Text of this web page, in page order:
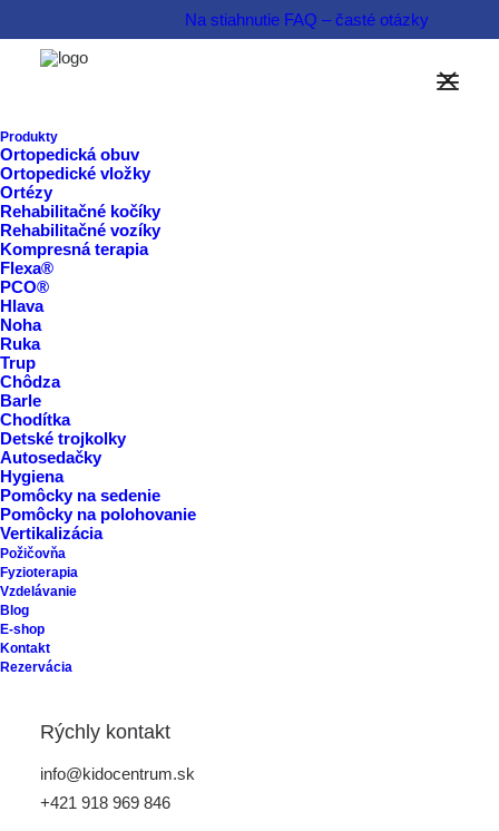
Na stiahnutie FAQ – časté otázky
Produkty
Ortopedická obuv
Ortopedické vložky
Ortézy
Rehabilitačné kočíky
Rehabilitačné vozíky
Kompresná terapia
Flexa®
PCO®
Hlava
Noha
Ruka
Trup
Chôdza
Barle
Chodítka
Detské trojkolky
Autosedačky
Hygiena
Pomôcky na sedenie
Pomôcky na polohovanie
Vertikalizácia
Požičovňa
Fyzioterapia
Vzdelávanie
Blog
E-shop
Kontakt
Rezervácia
Rýchly kontakt
info@kidocentrum.sk
+421 918 969 846